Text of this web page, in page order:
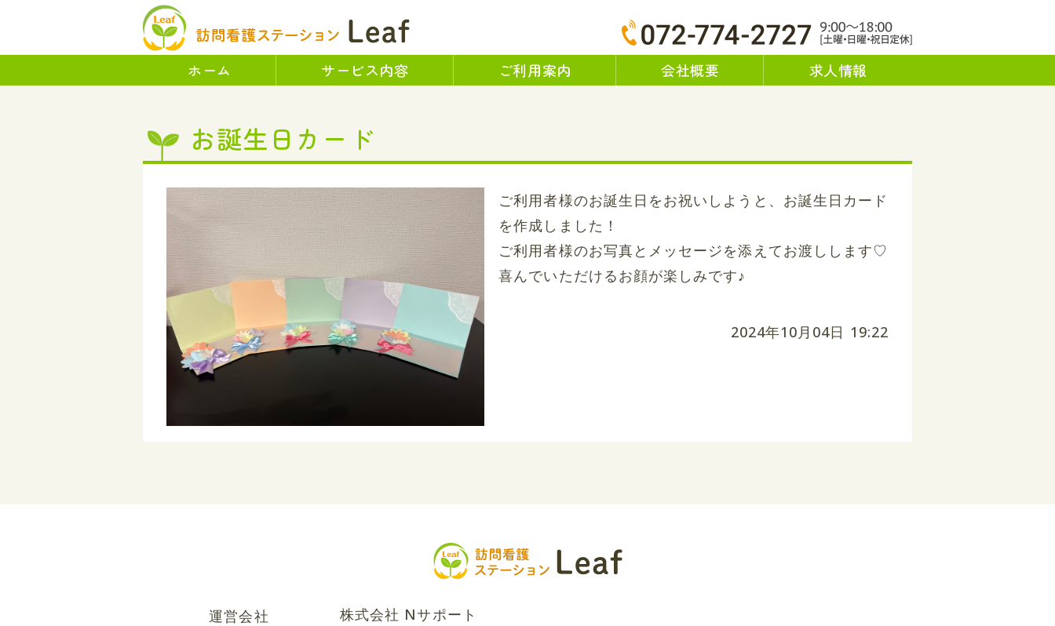
訪問看護ステーション Leaf - リーフ｜兵庫県川西市｜運営
ホーム サービス内容 ご利用案内 会社概要 求人情報
お誕生日カード
ご利用者様のお誕生日をお祝いしようと、お誕生日カード
を作成しました！
ご利用者様のお写真とメッセージを添えてお渡しします♡
喜んでいただけるお顔が楽しみです♪
2024年10月04日 19:22
運営会社
株式会社 Nサポート